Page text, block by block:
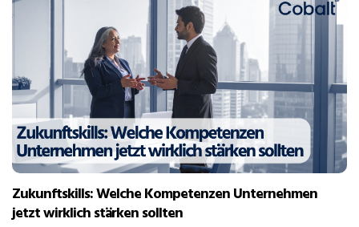
Zukunftskills: Welche Kompetenzen Unternehmen
jetzt wirklich stärken sollten